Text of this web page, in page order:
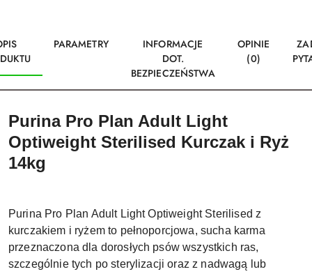
PARAMETRY
INFORMACJE
DOT.
BEZPIECZEŃSTWA
OPINIE
(0)
Purina Pro Plan Adult Light
Optiweight Sterilised Kurczak i Ryż
14kg
Purina Pro Plan Adult Light Optiweight Sterilised z
kurczakiem i ryżem to pełnoporcjowa, sucha karma
przeznaczona dla dorosłych psów wszystkich ras,
szczególnie tych po sterylizacji oraz z nadwagą lub